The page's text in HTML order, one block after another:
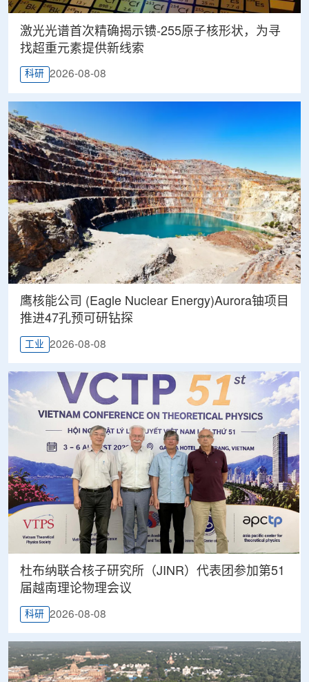
激光光谱首次精确揭示镄-255原子核形状，为寻
找超重元素提供新线索
科研 2026-08-08
鹰核能公司 (Eagle Nuclear Energy)Aurora铀项目
推进47孔预可研钻探
工业 2026-08-08
杜布纳联合核子研究所（JINR）代表团参加第51
届越南理论物理会议
科研 2026-08-08